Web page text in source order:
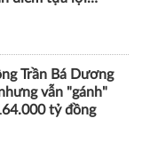
Trần Bá Dương
vẫn "gánh"
tỷ đồng